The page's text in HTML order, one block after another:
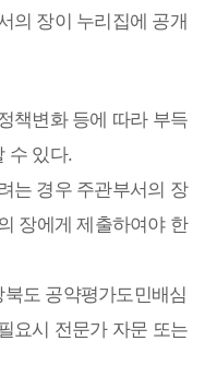
의 장이 누리집에 공개
책변화 등에 따라 부득
수 있다.
는 경우 주관부서의 장
장에게 제출하여야 한
도 공약평가도민배심
요시 전문가 자문 또는